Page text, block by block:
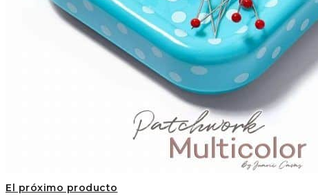
El próximo producto